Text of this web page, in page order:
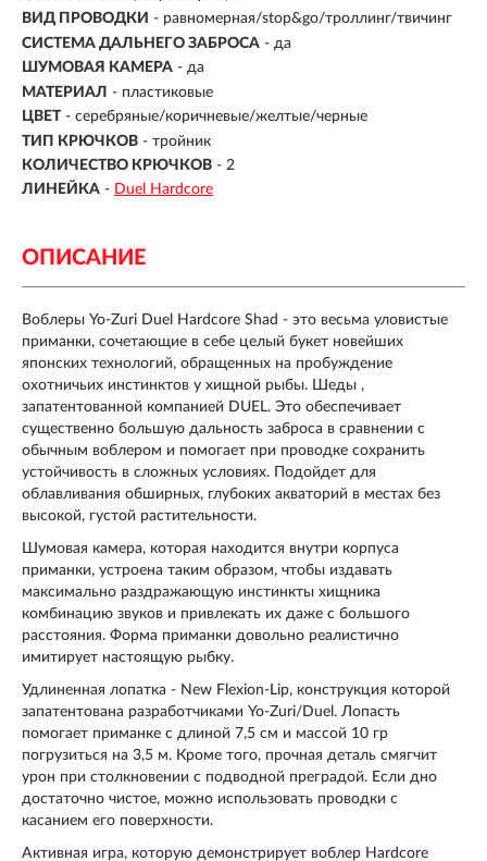
ВИД ПРОВОДКИ - равномерная/stop&go/троллинг/твичинг
СИСТЕМА ДАЛЬНЕГО ЗАБРОСА - да
ШУМОВАЯ КАМЕРА - да
МАТЕРИАЛ - пластиковые
ЦВЕТ - серебряные/коричневые/желтые/черные
ТИП КРЮЧКОВ - тройник
КОЛИЧЕСТВО КРЮЧКОВ - 2
ЛИНЕЙКА - Duel Hardcore
ОПИСАНИЕ
Воблеры Yo-Zuri Duel Hardcore Shad - это весьма уловистые
приманки, сочетающие в себе целый букет новейших
японских технологий, обращенных на пробуждение
охотничьих инстинктов у хищной рыбы. Шеды ,
запатентованной компанией DUEL. Это обеспечивает
существенно большую дальность заброса в сравнении с
обычным воблером и помогает при проводке сохранить
устойчивость в сложных условиях. Подойдет для
облавливания обширных, глубоких акваторий в местах без
высокой, густой растительности.
Шумовая камера, которая находится внутри корпуса
приманки, устроена таким образом, чтобы издавать
максимально раздражающую инстинкты хищника
комбинацию звуков и привлекать их даже с большого
расстояния. Форма приманки довольно реалистично
имитирует настоящую рыбку.
Удлиненная лопатка - New Flexion-Lip, конструкция которой
запатентована разработчиками Yo-Zuri/Duel. Лопасть
помогает приманке с длиной 7,5 см и массой 10 гр
погрузиться на 3,5 м. Кроме того, прочная деталь смягчит
урон при столкновении с подводной преградой. Если дно
достаточно чистое, можно использовать проводки с
касанием его поверхности.
Активная игра, которую демонстрирует воблер Hardcore